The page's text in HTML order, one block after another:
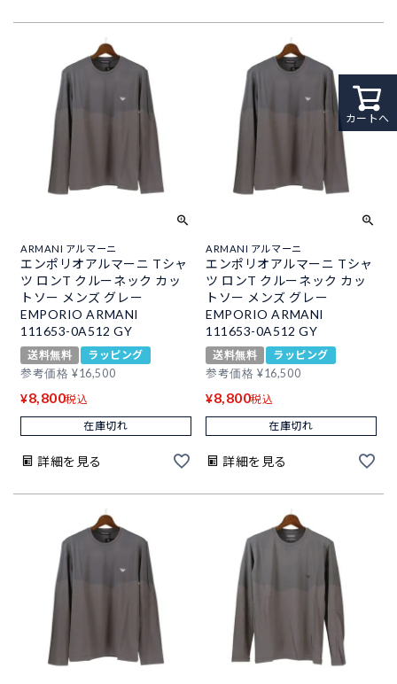
ARMANI アルマーニ
エンポリオアルマーニ Tシャ
ツ ロンT クルーネック カッ
トソー メンズ グレー
EMPORIO ARMANI
111653-0A512 GY
送料無料
ラッピング
参考価格 ¥16,500
¥8,800税込
在庫切れ
詳細を見る
ARMANI アルマーニ
エンポリオアルマーニ Tシャ
ツ ロンT クルーネック カッ
トソー メンズ グレー
EMPORIO ARMANI
111653-0A512 GY
送料無料
ラッピング
参考価格 ¥16,500
¥8,800税込
在庫切れ
詳細を見る
カートへ